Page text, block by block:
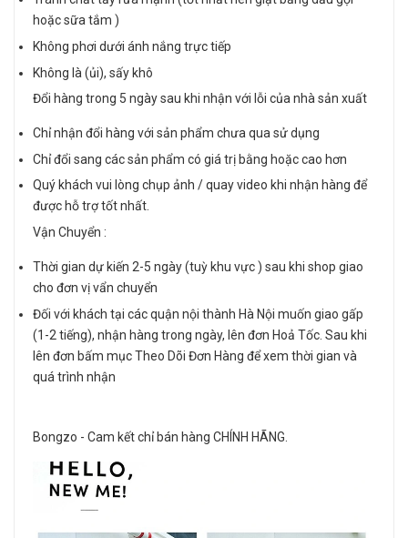
hoặc sữa tắm )
Không phơi dưới ánh nắng trực tiếp
Không là (ủi), sấy khô
Đổi hàng trong 5 ngày sau khi nhận với lỗi của nhà sản xuất
Chỉ nhận đổi hàng với sản phẩm chưa qua sử dụng
Chỉ đổi sang các sản phẩm có giá trị bằng hoặc cao hơn
Quý khách vui lòng chụp ảnh / quay video khi nhận hàng để
được hỗ trợ tốt nhất.
Vận Chuyển :
Thời gian dự kiến 2-5 ngày (tuỳ khu vực ) sau khi shop giao
cho đơn vị vẩn chuyển
Đối với khách tại các quận nội thành Hà Nội muốn giao gấp
(1-2 tiếng), nhận hàng trong ngày, lên đơn Hoả Tốc. Sau khi
lên đơn bấm mục Theo Dõi Đơn Hàng để xem thời gian và
quá trình nhận
Bongzo - Cam kết chỉ bán hàng CHÍNH HÃNG.